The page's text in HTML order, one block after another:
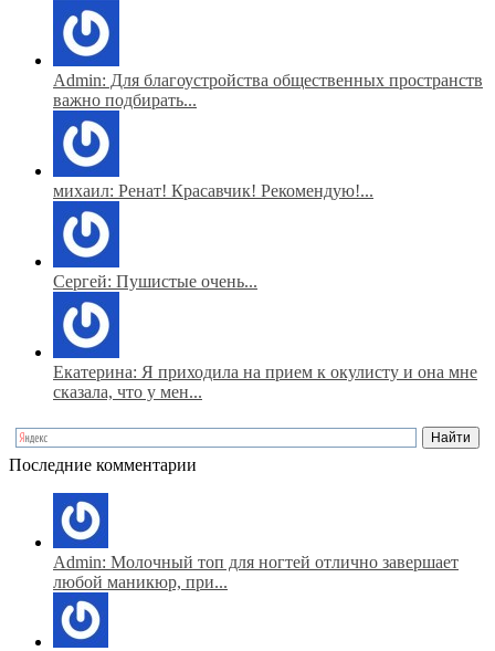
Admin: Для благоустройства общественных пространств
важно подбирать...
михаил: Ренат! Красавчик! Рекомендую!...
Сергей: Пушистые очень...
Екатерина: Я приходила на прием к окулисту и она мне
сказала, что у мен...
Последние комментарии
Admin: Молочный топ для ногтей отлично завершает
любой маникюр, при...